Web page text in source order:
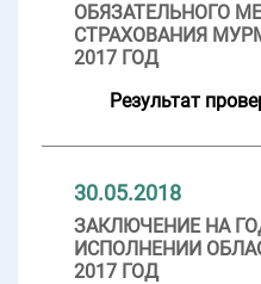
ОБЯЗАТЕЛЬНОГО
СТРАХОВАНИЯ
2017 ГОД
Результат
30.05.2018
ЗАКЛЮЧЕНИЕ НА
ИСПОЛНЕНИИ
2017 ГОД